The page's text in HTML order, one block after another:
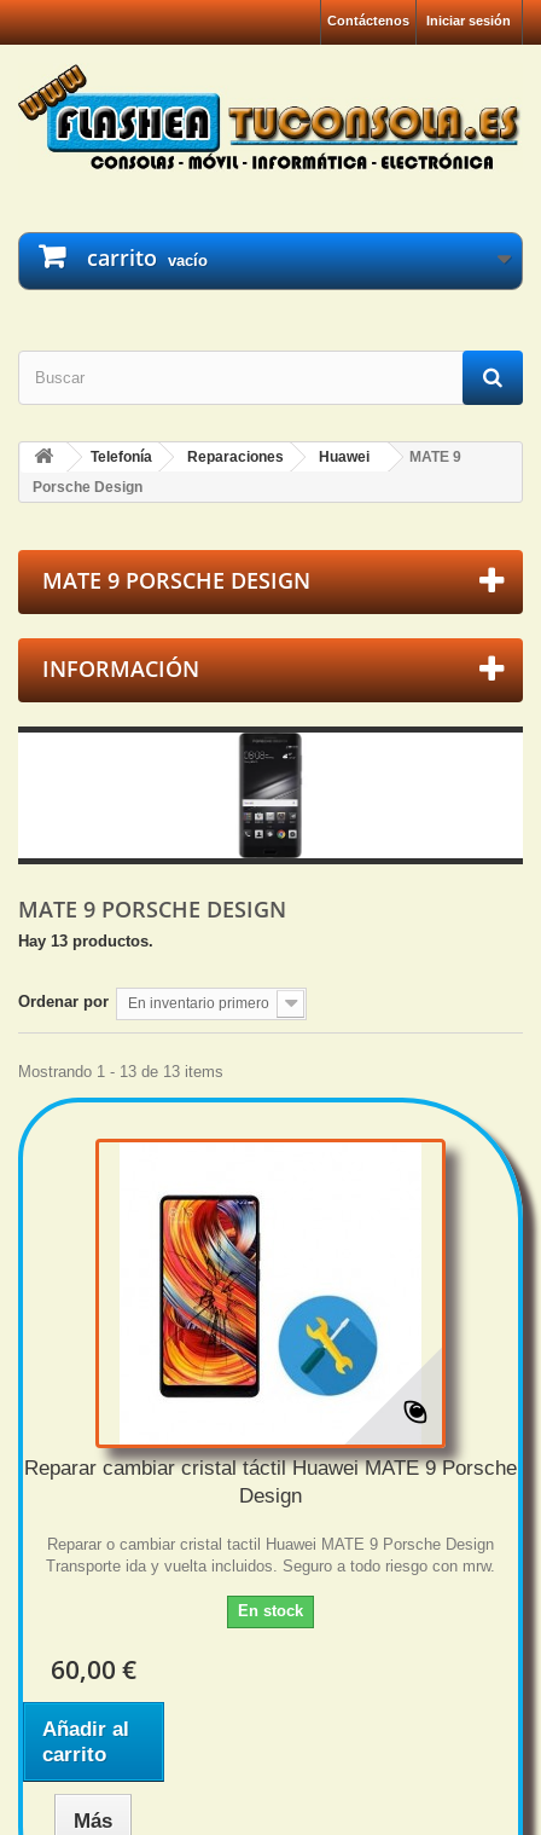
Iniciar sesión
Contáctenos
carrito vacío
Telefonía Reparaciones Huawei
MATE 9
Porsche Design
MATE 9 PORSCHE DESIGN
INFORMACIÓN
MATE 9 PORSCHE DESIGN
Hay 13 productos.
Ordenar por En inventario primero
Mostrando 1 - 13 de 13 items
Reparar cambiar cristal táctil Huawei MATE 9 Porsche
Design
Reparar o cambiar cristal tactil Huawei MATE 9 Porsche Design
Transporte ida y vuelta incluidos. Seguro a todo riesgo con mrw.
En stock
60,00 €
Añadir al
carrito
Más